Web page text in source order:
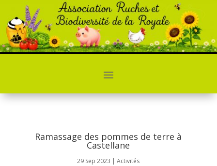
Ramassage des pommes de terre à
Castellane
29 Sep 2023 |Activités